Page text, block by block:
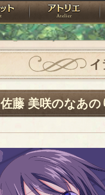
ローレット
イ
佐藤 美咲のなあ